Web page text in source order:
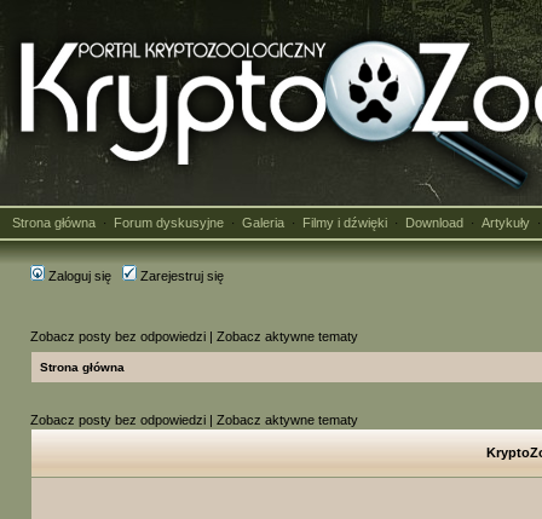
Strona główna · Forum dyskusyjne · Galeria · Filmy i dźwięki · Download · Artykuły
Zaloguj się Zarejestruj się
Zobacz posty bez odpowiedzi | Zobacz aktywne tematy
Strona główna
Zobacz posty bez odpowiedzi | Zobacz aktywne tematy